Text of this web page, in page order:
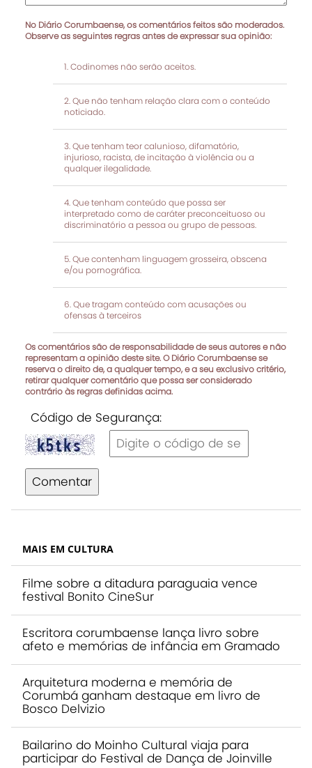
No Diário Corumbaense, os comentários feitos são moderados.
Observe as seguintes regras antes de expressar sua opinião:
Codinomes não serão aceitos.
Que não tenham relação clara com o conteúdo
noticiado.
Que tenham teor calunioso, difamatório,
injurioso, racista, de incitação à violência ou a
qualquer ilegalidade.
Que tenham conteúdo que possa ser
interpretado como de caráter preconceituoso ou
discriminatório a pessoa ou grupo de pessoas.
Que contenham linguagem grosseira, obscena
e/ou pornográfica.
Que tragam conteúdo com acusações ou
ofensas à terceiros
Os comentários são de responsabilidade de seus autores e não
representam a opinião deste site. O Diário Corumbaense se
reserva o direito de, a qualquer tempo, e a seu exclusivo critério,
retirar qualquer comentário que possa ser considerado
contrário às regras definidas acima.
Código de Segurança:
Comentar
MAIS EM CULTURA
Filme sobre a ditadura paraguaia vence
festival Bonito CineSur
Escritora corumbaense lança livro sobre
afeto e memórias de infância em Gramado
Arquitetura moderna e memória de
Corumbá ganham destaque em livro de
Bosco Delvizio
Bailarino do Moinho Cultural viaja para
participar do Festival de Dança de Joinville